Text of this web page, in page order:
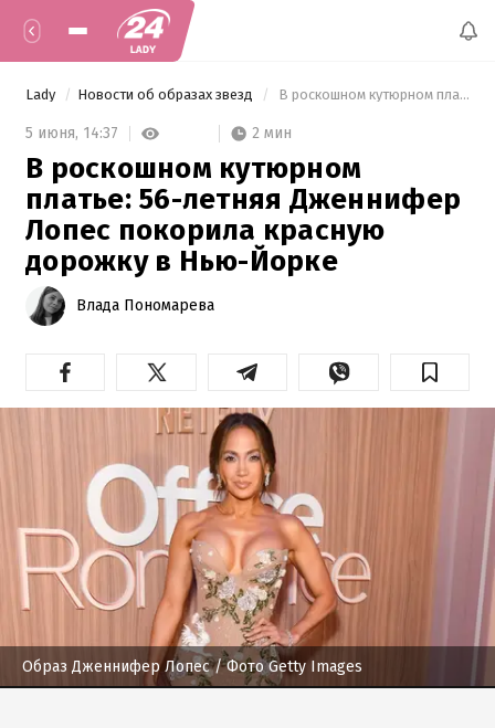
Lady Новости об образах звезд В роскошном кутюрном платье: 56-летняя Дженнифер Лопес покорила красную дорожку в Нью-Йорке
5 июня, 14:37 2 мин
В роскошном кутюрном
платье: 56-летняя Дженнифер
Лопес покорила красную
дорожку в Нью-Йорке
Влада Пономарева
Образ Дженнифер Лопес/ Фото Getty Images